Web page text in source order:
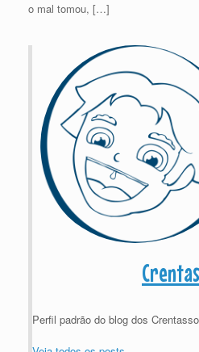
o mal tomou, […]
Perfil padrão do blog dos